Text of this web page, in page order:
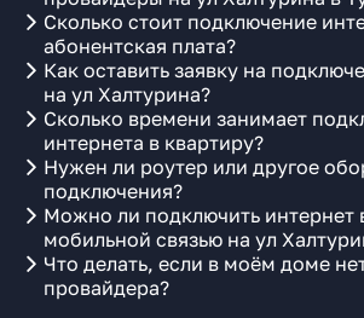
Сколько стоит подключение
абонентская плата?
Как оставить заявку на
на ул Халтурина?
Сколько времени занимает
интернета в квартиру?
Нужен ли роутер или другое
подключения?
Можно ли подключить интернет
мобильной связью на ул
Что делать, если в моём доме
провайдера?